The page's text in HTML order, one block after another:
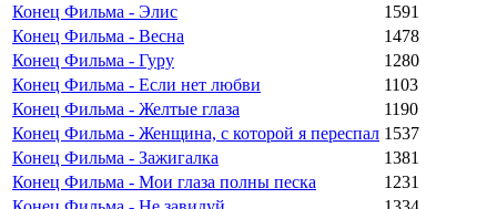
Конец Фильма - Элис
1591
Конец Фильма - Весна
1478
Конец Фильма - Гуру
1280
Конец Фильма - Если нет любви
1103
Конец Фильма - Желтые глаза
1190
Конец Фильма - Женщина, с которой я переспал 1537
Конец Фильма - Зажигалка
1381
Конец Фильма - Мои глаза полны песка
1231